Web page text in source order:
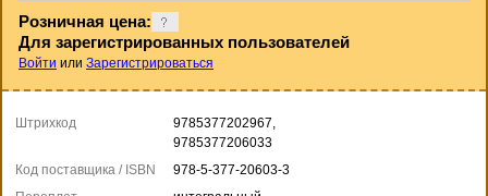
Розничная цена:
Для зарегистрированных пользователей
Войти или Зарегистрироваться
Штрихкод
9785377202967,
9785377206033
Код поставщика / ISBN
978-5-377-20603-3